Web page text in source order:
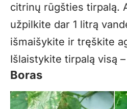
citrinų rūgšties tirpalą.
užpilkite dar 1 litrą
išmaišykite ir tręškite
Išlaistykite tirpalą visą
Boras